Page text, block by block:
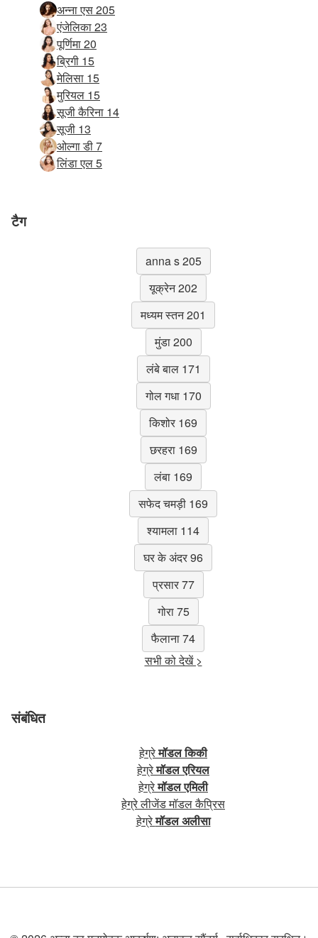
अन्ना एस 205
एंजेलिका 23
पूर्णिमा 20
ब्रिगी 15
मेलिसा 15
मुरियल 15
सूजी कैरिना 14
सूजी 13
ओल्गा डी 7
लिंडा एल 5
टैग
anna s 205
यूक्रेन 202
मध्यम स्तन 201
मुंडा 200
लंबे बाल 171
गोल गधा 170
किशोर 169
छरहरा 169
लंबा 169
सफेद चमड़ी 169
श्यामला 114
घर के अंदर 96
प्रसार 77
गोरा 75
फैलाना 74
सभी को देखें >
संबंधित
हेग्रेमॉडल किकी
हेग्रेमॉडल एरियल
हेग्रेमॉडल एमिली
हेग्रे लीजेंड मॉडल कैप्रिस
हेग्रेमॉडल अलीसा